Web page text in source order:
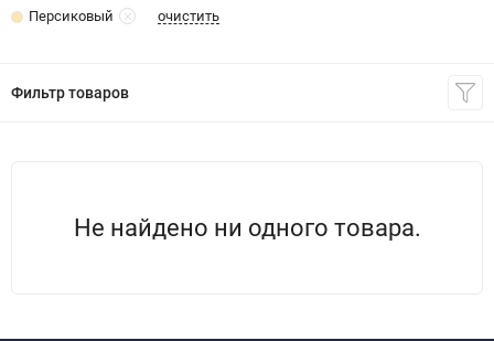
Персиковый очистить
Фильтр товаров
Не найдено ни одного товара.